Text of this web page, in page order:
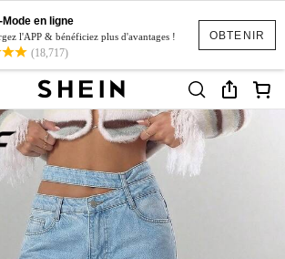
OBTENIR
Mode en ligne
l'APP & bénéficiez plus d'avantages !
(18,717)